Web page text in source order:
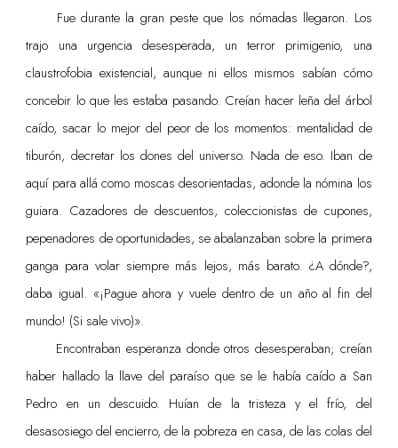
Fue durante la gran peste que los nómadas llegaron. Los
trajo una urgencia desesperada, un terror primigenio, una
claustrofobia existencial, aunque ni ellos mismos sabían cómo
concebir lo que les estaba pasando. Creían hacer leña del árbol
caído, sacar lo mejor del peor de los momentos: mentalidad de
tiburón, decretar los dones del universo. Nada de eso. Iban de
aquí para allá como moscas desorientadas, adonde la nómina los
guiara. Cazadores de descuentos, coleccionistas de cupones,
pepenadores de oportunidades, se abalanzaban sobre la primera
ganga para volar siempre más lejos, más barato. ¿A dónde?,
daba igual. «¡Pague ahora y vuele dentro de un año al fin del
mundo! (Si sale vivo)».
Encontraban esperanza donde otros desesperaban; creían
haber hallado la llave del paraíso que se le había caído a San
Pedro en un descuido. Huían de la tristeza y el frío, del
desasosiego del encierro, de la pobreza en casa, de las colas del